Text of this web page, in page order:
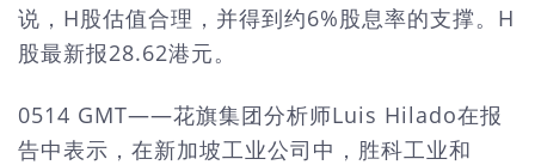
说，H股估值合理，并得到约6%股息率的支撑。H
股最新报28.62港元。
0514 GMT——花旗集团分析师Luis Hilado在报
告中表示，在新加坡工业公司中，胜科工业和